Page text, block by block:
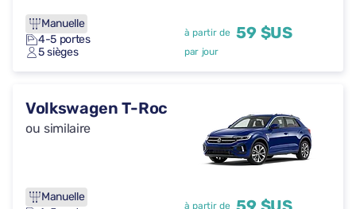
Manuelle
4-5 portes
5 sièges
à partir de 59 $US
par jour
Volkswagen T-Roc
ou similaire
Manuelle
à partir de